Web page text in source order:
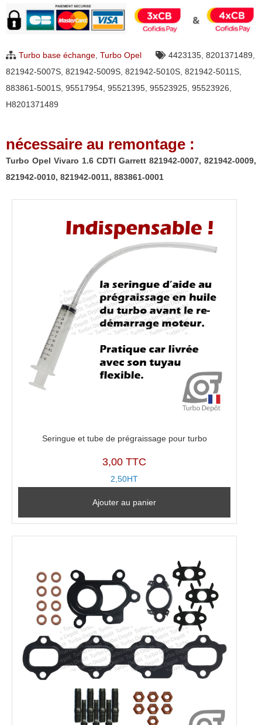
Opel
Vivaro
CDTI
0009,
821942-
0010,
Turbo base échange Turbo Opel 4423135 8201371489
821942-5007S 821942-5009S 821942-5010S 821942-5011S
883861-5001S 95517954 95521395 95523925 95523926
H8201371489
nécessaire au remontage :
Turbo Opel Vivaro 1.6 CDTI Garrett 821942-0007, 821942-0009,
821942-0010, 821942-0011, 883861-0001
Seringue et tube de prégraissage pour turbo
3,00 TTC
2,50HT
Ajouter au panier